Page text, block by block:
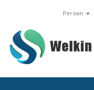
Persian